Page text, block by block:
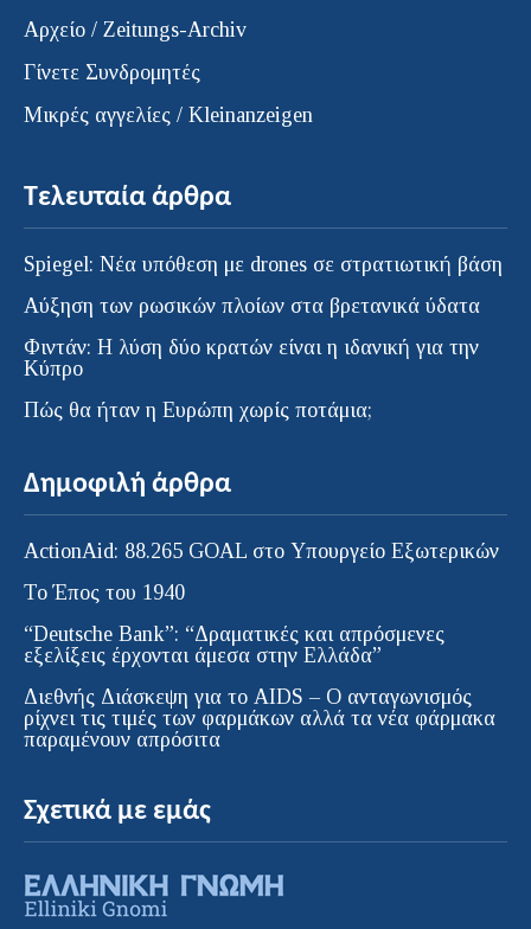
Αρχείο / Zeitungs-Archiv
Γίνετε Συνδρομητές
Μικρές αγγελίες / Kleinanzeigen
Τελευταία άρθρα
Spiegel: Νέα υπόθεση με drones σε στρατιωτική βάση
Αύξηση των ρωσικών πλοίων στα βρετανικά ύδατα
Φιντάν: Η λύση δύο κρατών είναι η ιδανική για την
Κύπρο
Πώς θα ήταν η Ευρώπη χωρίς ποτάμια;
Δημοφιλή άρθρα
ActionAid: 88.265 GOAL στο Υπουργείο Εξωτερικών
Το Έπος του 1940
“Deutsche Bank”: “Δραματικές και απρόσμενες
εξελίξεις έρχονται άμεσα στην Ελλάδα”
Διεθνής Διάσκεψη για το AIDS – Ο ανταγωνισμός
ρίχνει τις τιμές των φαρμάκων αλλά τα νέα φάρμακα
παραμένουν απρόσιτα
Σχετικά με εμάς